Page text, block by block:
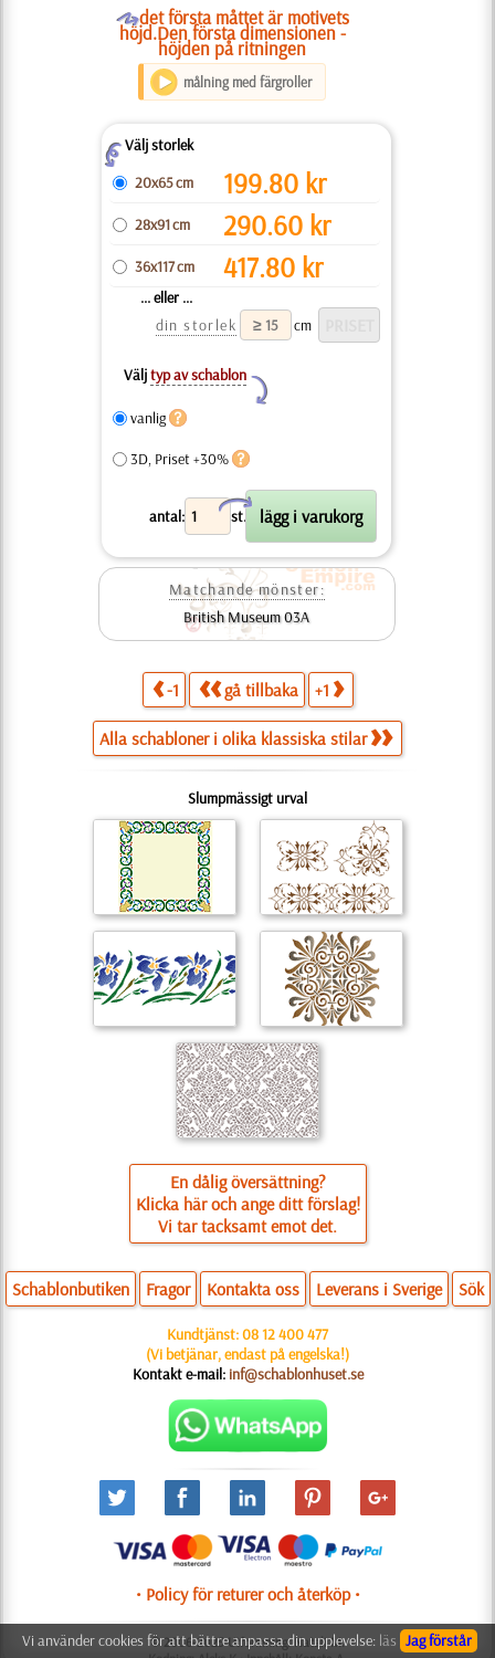
Odet första måttet är motivets
höjd.Den första dimensionen -
höjden på ritningen
målning med färgroller
ZVälj storlek
20x65 cm
199.80 kr
28x91 cm 290.60 kr
36x117 cm 417.80 kr
... eller ...
din storlek
cm
Väljtyp av schablon
Y
vanlig
3D, Priset +30%
antal: st.
X
Matchande mönster:
British Museum 03A
-1 gå tillbaka +1
Alla schabloner i olika klassiska stilar
Slumpmässigt urval
En dålig översättning?
Klicka här och ange ditt förslag!
Vi tar tacksamt emot det.
Schablonbutiken Fragor Kontakta oss Leverans i Sverige Sök
Kundtjänst:08 12 400 477
(Vi betjänar, endast på engelska!)
Kontakt e-mail: inf@schablonhuset.se
• Policy för returer och återköp •
© 2006-2025 Utformning: Natali M.
Jag förstår
Vi använder cookies för att bättre anpassa din upplevelse: läs